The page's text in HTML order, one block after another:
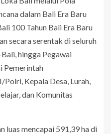
dalam Bali Era Baru
100 Tahun Bali Era Baru
secara serentak di seluruh
hingga Pegawai
Pemerintah
Kepala Desa, Lurah,
dan Komunitas
luas mencapai 591,39 ha di